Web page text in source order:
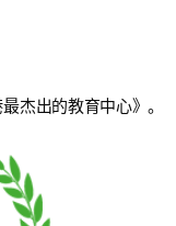
杰出的教育中心》。